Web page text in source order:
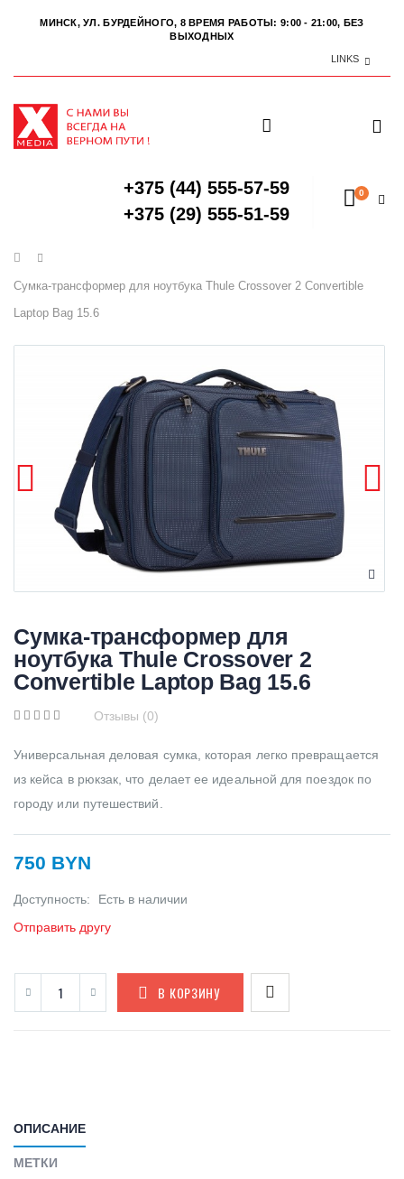
МИНСК, УЛ. БУРДЕЙНОГО, 8 ВРЕМЯ РАБОТЫ: 9:00 - 21:00, БЕЗ
ВЫХОДНЫХ
LINKS
+375 (44) 555-57-59
+375 (29) 555-51-59
0
Главная
Сумка-трансформер для ноутбука Thule Crossover 2 Convertible
Laptop Bag 15.6
Сумка-трансформер для
ноутбука Thule Crossover 2
Convertible Laptop Bag 15.6
Отзывы (0)
Универсальная деловая сумка, которая легко превращается
из кейса в рюкзак, что делает ее идеальной для поездок по
городу или путешествий.
750 BYN
Доступность:
Есть в наличии
Отправить другу
В КОРЗИНУ
ОПИСАНИЕ
МЕТКИ